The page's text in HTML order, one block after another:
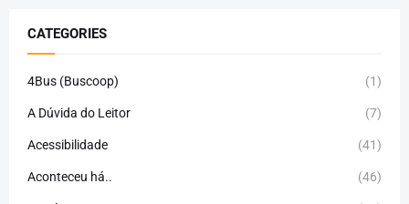
CATEGORIES
4Bus (Buscoop) (1)
A Dúvida do Leitor (7)
Acessibilidade (41)
Aconteceu há.. (46)